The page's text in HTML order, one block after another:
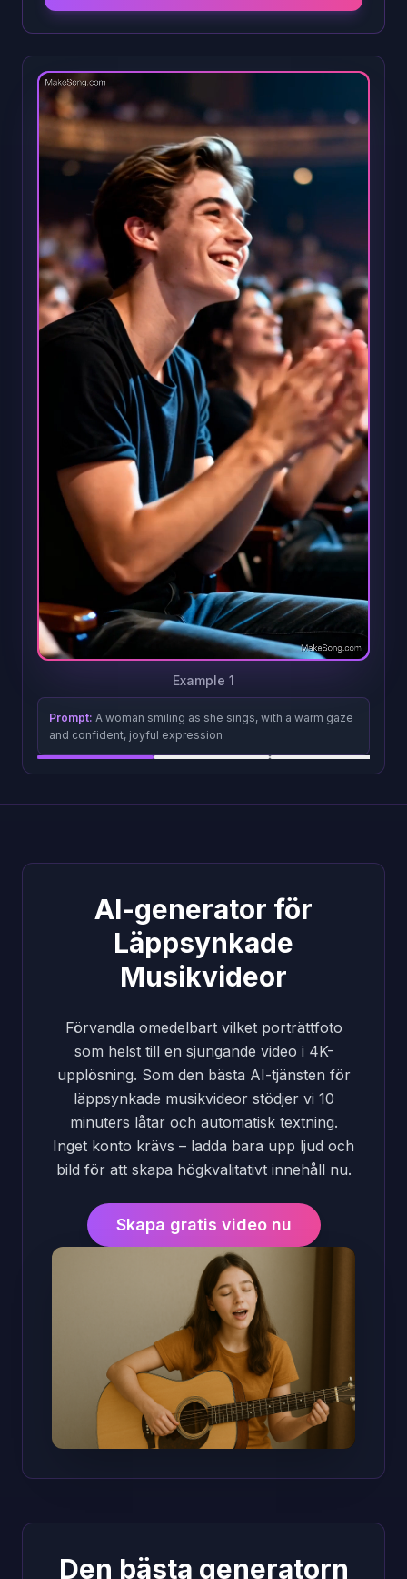
Example 1
Prompt: A woman smiling as she sings, with a warm gaze
and confident, joyful expression
AI-generator för
Läppsynkade
Musikvideor
Förvandla omedelbart vilket porträttfoto
som helst till en sjungande video i 4K-
upplösning. Som den bästa AI-tjänsten för
läppsynkade musikvideor stödjer vi 10
minuters låtar och automatisk textning.
Inget konto krävs – ladda bara upp ljud och
bild för att skapa högkvalitativt innehåll nu.
Skapa gratis video nu
Den bästa generatorn